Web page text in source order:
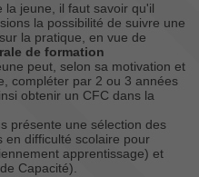
la jeune, il faut savoir qu'il
la possibilité de suivre une
la pratique, en vue de
de formation
peut, selon sa motivation et
compléter par 2 ou 3 années
obtenir un CFC dans la
présente une sélection des
en difficulté scolaire pour
apprentissage) et
Capacité).